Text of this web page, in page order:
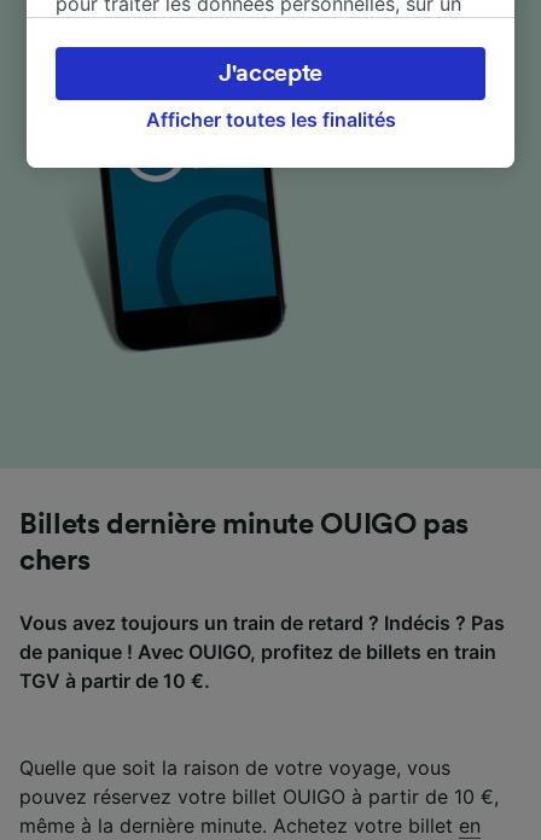
Billets dernière minute OUIGO pas
chers
Vous avez toujours un train de retard ? Indécis ? Pas
de panique ! Avec OUIGO, profitez de billets en train
TGV à partir de 10 €.
Quelle que soit la raison de votre voyage, vous
pouvez réservez votre billet OUIGO à partir de 10 €,
même à la dernière minute. Achetez votre billet en
préférences, notamment en exerçant votre
droit d’opposition à l’intérêt légitime, en
cliquant ci-dessous ou à tout moment sur la
préférences seront signalées à nos partenaires
et n’affecteront pas les données de navigation.
Vos données ne seront pas utilisées à des fins
de traçage si vous nous avez demandé de ne
pas vous tracer.
Nos équipes ainsi que nos partenaires
informations sur un appareil. Publicités et
performance des publicités et du contenu,
services.
Liste de nos partenaires (fournisseurs)
Afficher toutes les finalités
J'accepte